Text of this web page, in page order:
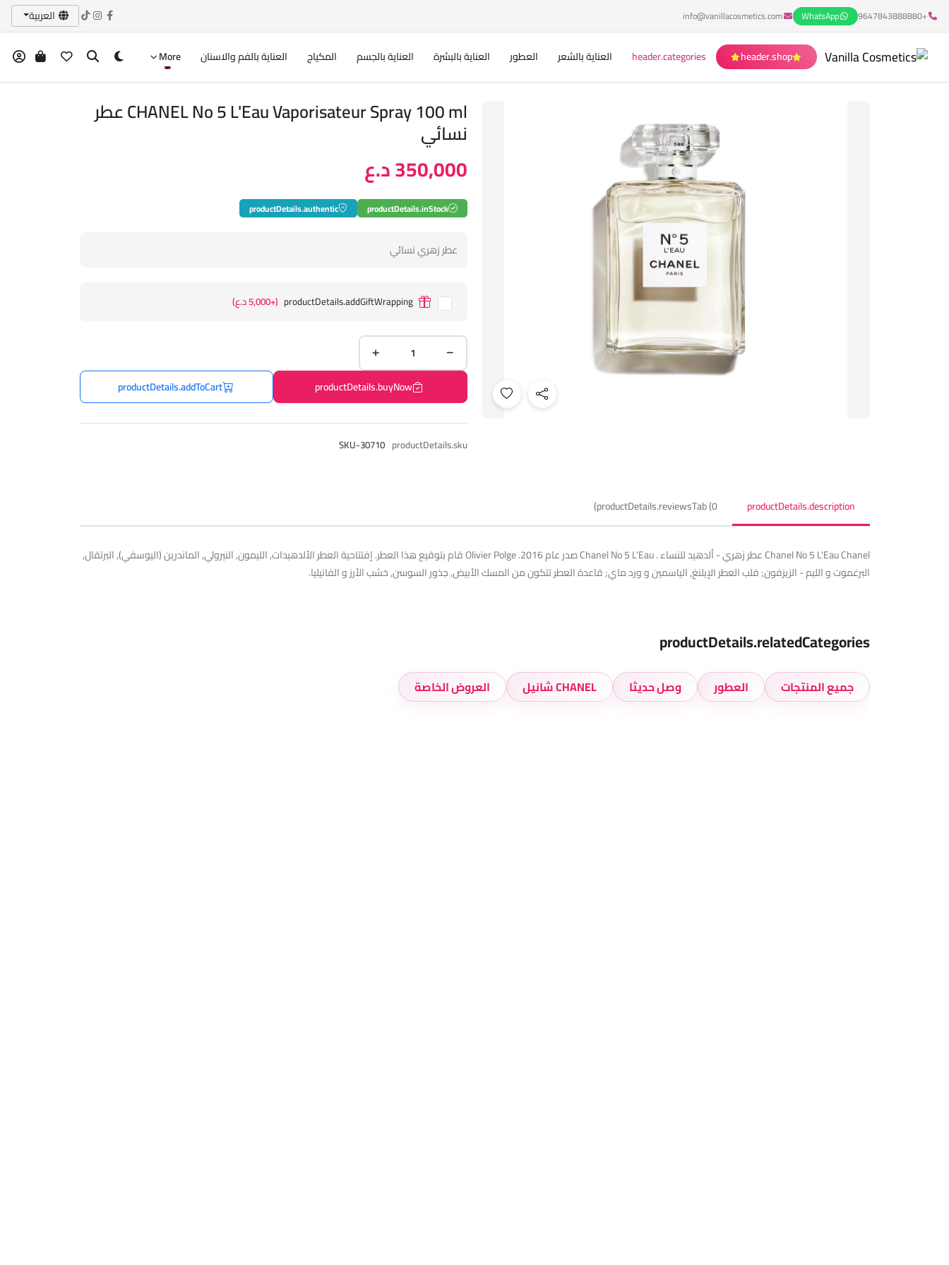
+9647843888880
WhatsApp
info@vanillacosmetics.com العربية
header.shop
header.categories العناية بالشعر العطور العناية بالبشرة العناية بالجسم المكياج العناية بالفم والاسنان More
CHANEL No 5 L'Eau Vaporisateur Spray 100 ml عطر
نسائي
350,000 د.ع
productDetails.inStock
productDetails.authentic
عطر زهري نسائي
productDetails.addGiftWrapping (+5,000 د.ع)
productDetails.buyNow
productDetails.addToCart
productDetails.sku
SKU-30710
productDetails.description
productDetails.reviewsTab (0)
Chanel No 5 L'Eau Chanel عطر زهري - ألدهيد للنساء . Chanel No 5 L'Eau صدر عام 2016. Olivier Polge قام بتوقيع هذا العطر. إفتتاحية العطر الألدهيدات, الليمون, النيرولي, الماندرين (اليوسفي), البرتقال,
البرغموت و الليم - الزيزفون; قلب العطر الإيلنغ, الياسمين و ورد ماي; قاعدة العطر تتكون من المسك الأبيض, جذور السوسن, خشب الأرز و الفانيليا.
productDetails.relatedCategories
جميع المنتجات العطور وصل حديثا CHANEL شانيل العروض الخاصة